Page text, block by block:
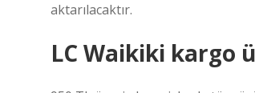
aktarılacaktır.
LC Waikiki kargo